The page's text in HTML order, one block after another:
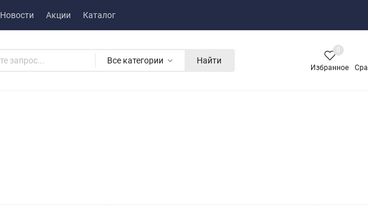
Новости Акции Каталог
Все категории Найти
Избранное
0